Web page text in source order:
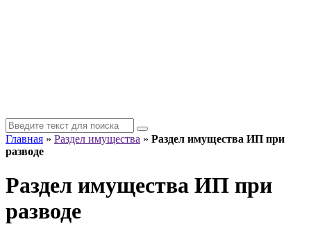
Главная » Раздел имущества » Раздел имущества ИП при
разводе
Раздел имущества ИП при
разводе